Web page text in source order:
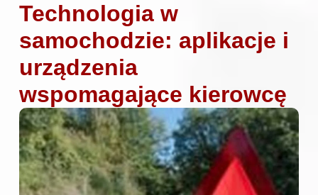
Technologia w
samochodzie: aplikacje i
urządzenia
wspomagające kierowcę